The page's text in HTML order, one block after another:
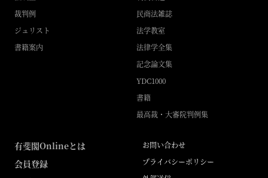
裁判例
ジュリスト
書籍案内
民商法雑誌
法学教室
法律学全集
記念論文集
YDC1000
書籍
最高裁・大審院判例集
有斐閣Onlineとは
会員登録
お問い合わせ
プライバシーポリシー